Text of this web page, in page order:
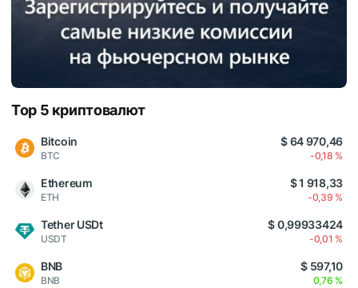
Top 5 криптовалют
Bitcoin
BTC
$ 64 970,46
-0,18 %
Ethereum
ETH
$ 1 918,33
-0,39 %
Tether USDt
USDT
$ 0,99933424
-0,01 %
BNB
BNB
$ 597,10
0,76 %